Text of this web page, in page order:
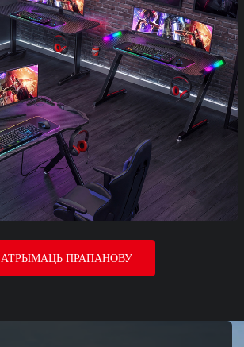
АТРЫМАЦЬ ПРАПАНОВУ